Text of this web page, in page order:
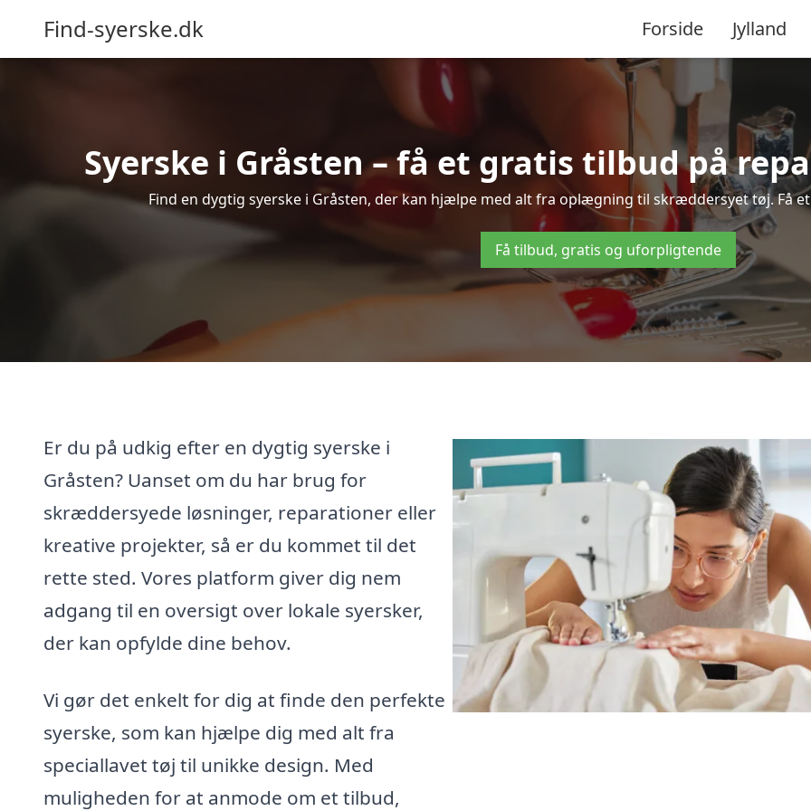
Find-syerske.dk Forside Jylland
Syerske i Gråsten – få et gratis tilbud på
Find en dygtig syerske i Gråsten, der kan hjælpe med alt fra oplægning til skræddersyet tøj. Få
Få tilbud, gratis og uforpligtende
Er du på udkig efter en dygtig syerske i
Gråsten? Uanset om du har brug for
skræddersyede løsninger, reparationer eller
kreative projekter, så er du kommet til det
rette sted. Vores platform giver dig nem
adgang til en oversigt over lokale syersker,
der kan opfylde dine behov.
Vi gør det enkelt for dig at finde den perfekte
syerske, som kan hjælpe dig med alt fra
speciallavet tøj til unikke design. Med
muligheden for at anmode om et tilbud,